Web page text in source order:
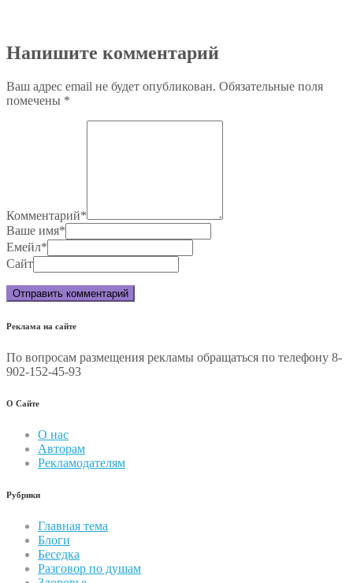
Напишите комментарий
Ваш адрес email не будет опубликован. Обязательные поля
помечены *
Комментарий*
Ваше имя*
Емейл*
Сайт
Реклама на сайте
По вопросам размещения рекламы обращаться по телефону 8-
902-152-45-93
О Сайте
О нас
Авторам
Рекламодателям
Рубрики
Главная тема
Блоги
Беседка
Разговор по душам